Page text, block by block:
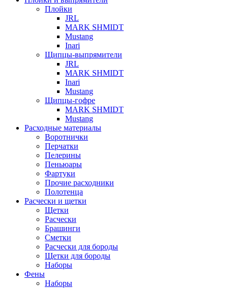
Плойки
JRL
MARK SHMIDT
Mustang
Inari
Щипцы-выпрямители
JRL
MARK SHMIDT
Inari
Mustang
Щипцы-гофре
MARK SHMIDT
Mustang
Расходные материалы
Воротнички
Перчатки
Пелерины
Пеньюары
Фартуки
Прочие расходники
Полотенца
Расчески и щетки
Щетки
Расчески
Брашинги
Сметки
Расчески для бороды
Щетки для бороды
Наборы
Фены
Наборы